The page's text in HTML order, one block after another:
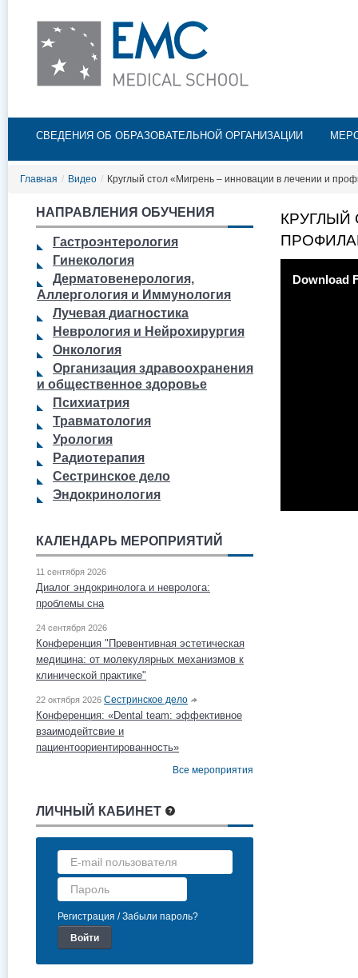
Главное меню
СВЕДЕНИЯ ОБ ОБРАЗОВАТЕЛЬНОЙ ОРГАНИЗАЦИИ
Главная / Видео / Круглый стол «Мигрень – инновации в лечении и
НАПРАВЛЕНИЯ ОБУЧЕНИЯ
Гастроэнтерология
Гинекология
Дерматовенерология,
Аллергология и Иммунология
Лучевая диагностика
Неврология и Нейрохирургия
Онкология
Организация здравоохранения
и общественное здоровье
Психиатрия
Травматология
Урология
Радиотерапия
Сестринское дело
Эндокринология
КАЛЕНДАРЬ МЕРОПРИЯТИЙ
11 сентября 2026
Диалог эндокринолога и невролога:
проблемы сна
24 сентября 2026
Конференция "Превентивная эстетическая
медицина: от молекулярных механизмов к
клинической практике"
22 октября 2026 Сестринское дело
Конференция: «Dental team: эффективное
взаимодейтсвие и
пациентоориентированность»
Все мероприятия
ЛИЧНЫЙ КАБИНЕТ
Регистрация Забыли пароль?
КРУГЛЫЙ
Download